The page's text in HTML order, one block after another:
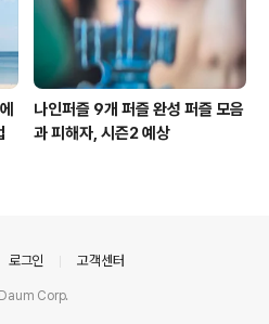
나인퍼즐 9개 퍼즐 완성 퍼즐 모음
과 피해자, 시즌2 예상
로그인 고객센터
Corp.